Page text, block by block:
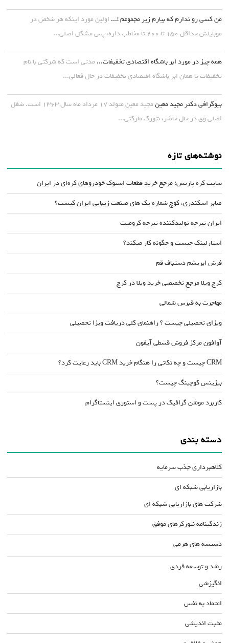
من کسی رو ندارم که بیارم زیر مجموعم !... اولین مورد اینکه هر شخص در
موبایلش حداقل ۱۵۰ تا ۲۰۰ تا مخاطب داره، پس مشکل اصلی...
همه چیز در مورد ابر باشگاه اقتصادی تخفیفات... مدتی است که شرکتی با نام
تخفیفات یا همان ابر باشگاه اقتصادی تخفیفات در حال فعالی...
بیوگرافی دکتر مجید معین
مجید معین متولد ۱۷ مرداد ماه سال ۱۳۶۳ است. شغل
اصلی وی در حال حاضر، نتورک مارکتی...
نوشته‌های تازه
سایت کره پارتس؛ مرجع خرید قطعات استوک خودروهای کره‌ای در ایران
صابر اسکندری، کوچ شماره یک های صنعت زیبایی ایران کیست؟
ایران تیرچه تولیدکننده تیرچه کرومیت
استارلینک چیست و چگونه کار میکند؟
فرش ابریشم دستباف قم
کرج ویلا مرجع تخصصی خرید ویلا در کرج
مهاجرت به قبرس شمالی
ویزای تحصیلی چیست ؟ راهنمای کلی دریافت ویزا تحصیلی
آوافون مرکز فروش قسطی آیفون
CRM چیست و چه نکاتی را هنگام خرید CRM باید رعایت کرد؟
بیزینس کوچینگ چیست؟
کاربرد موشن گرافیک در پست و استوری اینستاگرام
دسته بندی
کلاهبرداری جذب سرمایه
بازاریابی شبکه ای
شرکت های بازاریابی شبکه ای
زندگینامه نتورکرهای موفق
دسیسه های هرمی
رشد و توسعه فردی
انگیزشی
اعتماد به نفس
مثبت اندیشی